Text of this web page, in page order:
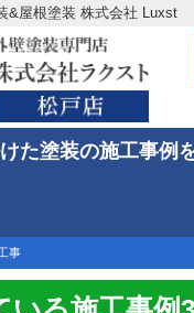
&屋根塗装 株式会社 Luxst
た塗装の施工事例
事